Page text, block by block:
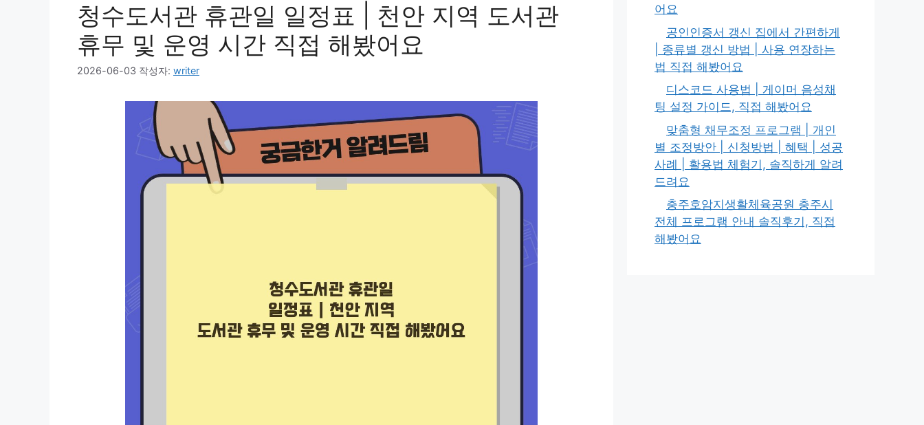
청수도서관 휴관일 일정표 | 천안 지역 도서관
휴무 및 운영 시간 직접 해봤어요
2026-06-03 작성자: writer
어요
공인인증서 갱신 집에서 간편하게
| 종류별 갱신 방법 | 사용 연장하는
법 직접 해봤어요
디스코드 사용법 | 게이머 음성채
팅 설정 가이드, 직접 해봤어요
맞춤형 채무조정 프로그램 | 개인
별 조정방안 | 신청방법 | 혜택 | 성공
사례 | 활용법 체험기, 솔직하게 알려
드려요
충주호암지생활체육공원 충주시
전체 프로그램 안내 솔직후기, 직접
해봤어요